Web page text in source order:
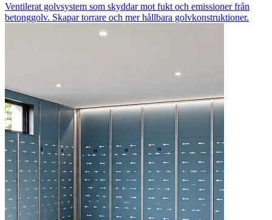
Ventilerat golvsystem som skyddar mot fukt och emissioner från
betonggolv. Skapar torrare och mer hållbara golvkonstruktioner.